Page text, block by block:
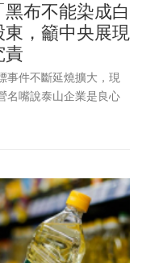
布不能染成白
，籲中央展現
責
事件不斷延燒擴大，現
名嘴說泰山企業是良心
件發言，還是要說一